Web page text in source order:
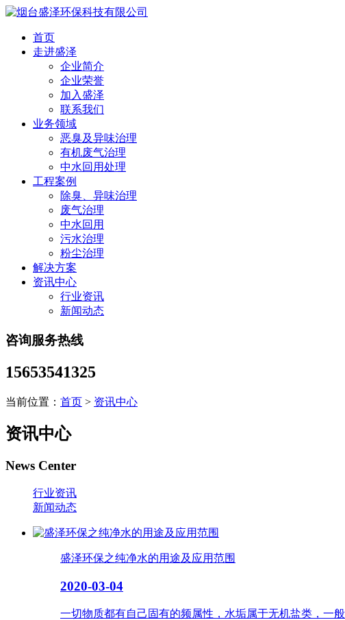
首页
走进盛泽
企业简介
企业荣誉
加入盛泽
联系我们
业务领域
恶臭及异味治理
有机废气治理
中水回用处理
工程案例
除臭、异味治理
废气治理
中水回用
污水治理
粉尘治理
解决方案
资讯中心
行业资讯
新闻动态
咨询服务热线
15653541325
当前位置： 首页 > 资讯中心
资讯中心
News Center
行业资讯
新闻动态
盛泽环保之纯净水的用途及应用范围
2020-03-04
一切物质都有自己固有的频属性，水垢属于无机盐类，一